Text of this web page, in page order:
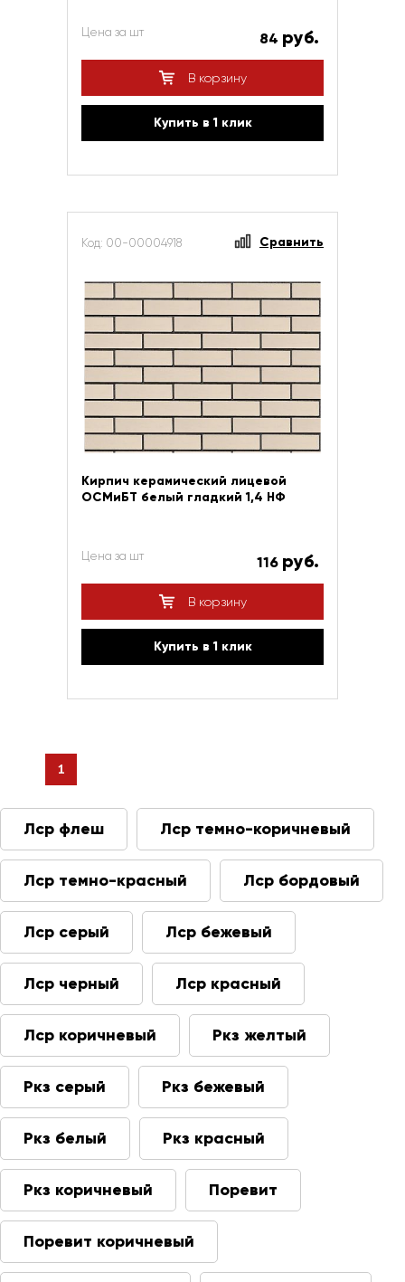
Цена за шт 84 руб.
В корзину
Купить в 1 клик
Код: 00-00004918 Сравнить
Кирпич керамический лицевой
ОСМиБТ белый гладкий 1,4 НФ
Цена за шт 116 руб.
В корзину
Купить в 1 клик
1
Лср флеш Лср темно-коричневый
Лср темно-красный Лср бордовый
Лср серый Лср бежевый
Лср черный Лср красный
Лср коричневый Ркз желтый
Ркз серый Ркз бежевый
Ркз белый Ркз красный
Ркз коричневый Поревит
Поревит коричневый